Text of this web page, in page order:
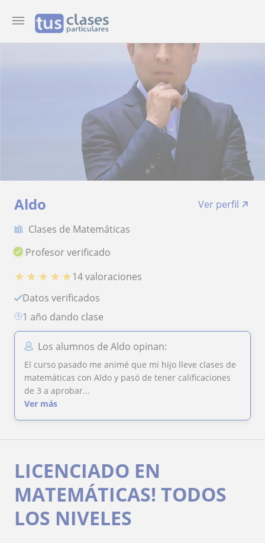
Aldo
Ver perfil
Clases de Matemáticas
Profesor verificado
★ ★ ★ ★ ★14 valoraciones
Datos verificados
1 año dando clase
Los alumnos de Aldo opinan:
El curso pasado me animé que mi hijo lleve clases de
matemáticas con Aldo y pasó de tener calificaciones
de 3 a aprobar...
Ver más
LICENCIADO EN
MATEMÁTICAS! TODOS
LOS NIVELES